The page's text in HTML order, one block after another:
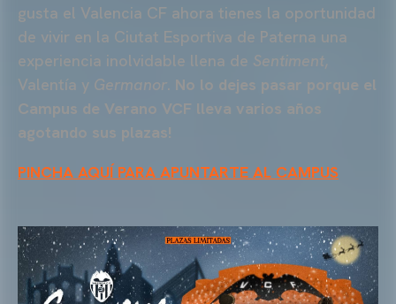
gusta el Valencia CF ahora tienes la oportunidad
de vivir en la Ciutat Esportiva de Paterna una
experiencia inolvidable llena de Sentiment,
Valentía y Germanor. No lo dejes pasar porque el
Campus de Verano VCF lleva varios años
agotando sus plazas!
PINCHA AQUÍ PARA APUNTARTE AL CAMPUS